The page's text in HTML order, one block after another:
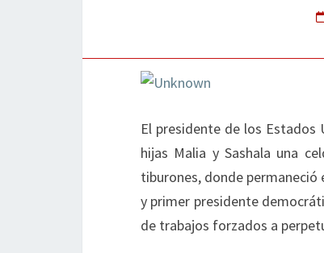
El presidente de los Estados
hijas Malia y Sashala una
tiburones, donde permaneció
y primer presidente
de trabajos forzados a